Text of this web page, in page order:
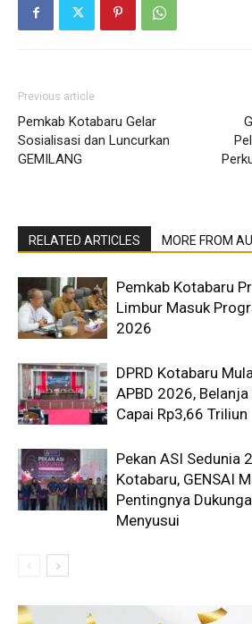
Previous article
Pemkab Kotabaru Gelar
Sosialisasi dan Luncurkan
GEMILANG
RELATED ARTICLES MORE FROM
Pemkab Kotabaru
Limbur Masuk
2026
DPRD Kotabaru
APBD 2026,
Capai Rp3,66 Triliun
Pekan ASI Sedunia
Kotabaru, GENSAI
Pentingnya
Menyusui